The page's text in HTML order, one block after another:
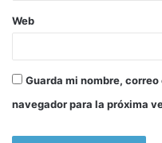
Web
Guarda mi nombre,
navegador para la próxima